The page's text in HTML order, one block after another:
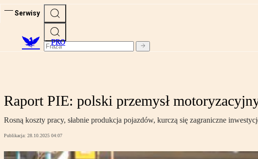
Serwisy
PRO
Raport PIE: polski przemysł
Rosną koszty pracy, słabnie produkcja pojazdów, kurczą się zagraniczne
Publikacja: 28.10.2025 04:07